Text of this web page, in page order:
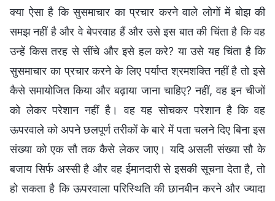
क्या ऐसा है कि सुसमाचार का प्रचार करने वाले लोगों में बोझ की
समझ नहीं है और वे बेपरवाह हैं और उसे इस बात की चिंता है कि वह
उन्हें किस तरह से सींचे और इसे हल करे? या उसे यह चिंता है कि
सुसमाचार का प्रचार करने के लिए पर्याप्त श्रमशक्ति नहीं है तो इसे
कैसे समायोजित किया और बढ़ाया जाना चाहिए? नहीं, वह इन चीजों
को लेकर परेशान नहीं है। वह यह सोचकर परेशान है कि वह
ऊपरवाले को अपने छलपूर्ण तरीकों के बारे में पता चलने दिए बिना इस
संख्या को एक सौ तक कैसे लेकर जाए। यदि असली संख्या सौ के
बजाय सिर्फ अस्सी है और वह ईमानदारी से इसकी सूचना देता है, तो
हो सकता है कि ऊपरवाला परिस्थिति की छानबीन करने और ज्यादा